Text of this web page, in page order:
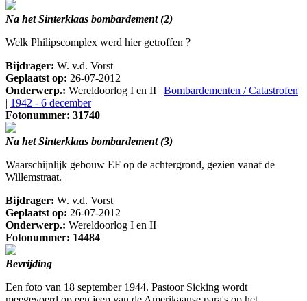
Na het Sinterklaas bombardement (2)
Welk Philipscomplex werd hier getroffen ?
Bijdrager: W. v.d. Vorst
Geplaatst op: 26-07-2012
Onderwerp.: Wereldoorlog I en II | Bombardementen / Catastrofen
| 1942 - 6 december
Fotonummer: 31740
Na het Sinterklaas bombardement (3)
Waarschijnlijk gebouw EF op de achtergrond, gezien vanaf de
Willemstraat.
Bijdrager: W. v.d. Vorst
Geplaatst op: 26-07-2012
Onderwerp.: Wereldoorlog I en II
Fotonummer: 14484
Bevrijding
Een foto van 18 september 1944. Pastoor Sicking wordt